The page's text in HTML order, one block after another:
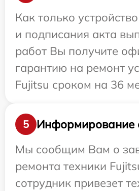
Как только
и подписания акта
работ Вы получите
гарантию на ремонт
Fujitsu сроком на 36
5
Информирование
Мы сообщим Вам о
ремонта техники
сотрудник привезет